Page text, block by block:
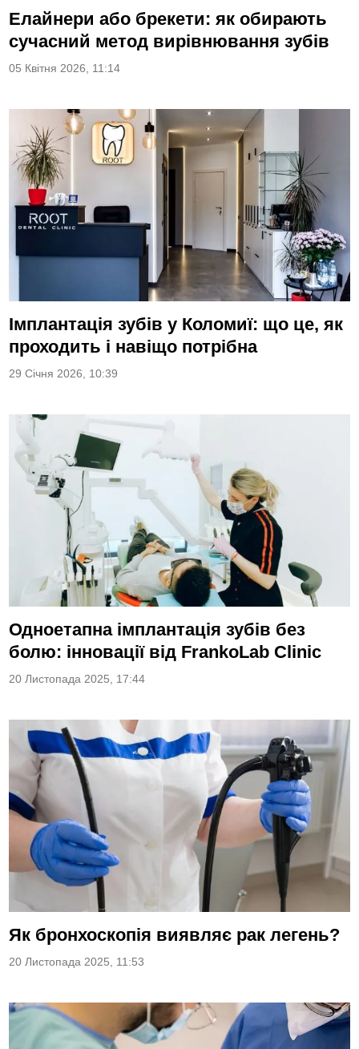
Елайнери або брекети: як обирають
сучасний метод вирівнювання зубів
05 Квітня 2026, 11:14
Імплантація зубів у Коломиї: що це, як
проходить і навіщо потрібна
29 Січня 2026, 10:39
Одноетапна імплантація зубів без
болю: інновації від FrankoLab Clinic
20 Листопада 2025, 17:44
Як бронхоскопія виявляє рак легень?
20 Листопада 2025, 11:53